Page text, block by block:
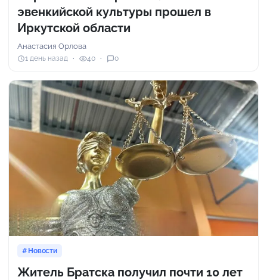
эвенкийской культуры прошел в
Иркутской области
Анастасия Орлова
1 день назад 40 0
Новости
Житель Братска получил почти 10 лет